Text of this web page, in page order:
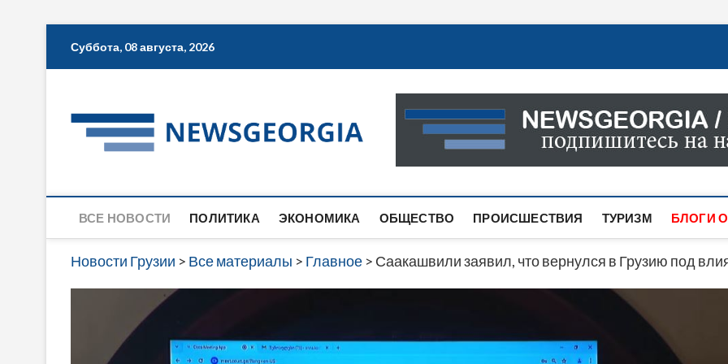
Суббота, 08 августа, 2026
Новости Грузии
САМАЯ АКТУАЛЬНАЯ ИНФОРМАЦИЯ О СОБЫТИЯХ
САЙТЕ ВЫ НАЙДЕТЕ НОВОСТИ ПОЛИТИКИ,
ВСЕ НОВОСТИ ПОЛИТИКА ЭКОНОМИКА ОБЩЕСТВО ПРОИСШЕСТВИЯ ТУРИЗМ БЛОГИ
Новости Грузии > Все материалы > Главное > Саакашвили заявил, что вернулся в Грузию под